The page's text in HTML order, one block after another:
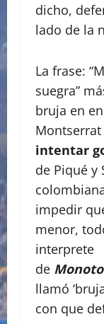
dicho,
lado de la
La frase:
suegra”
bruja en
intentar
de Piqué y
impedir
menor,
interprete
de
llamó
con que